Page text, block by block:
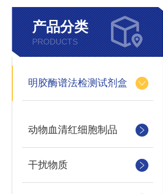
产品分类
PRODUCTS
明胶酶谱法检测试剂盒
动物血清红细胞制品
干扰物质